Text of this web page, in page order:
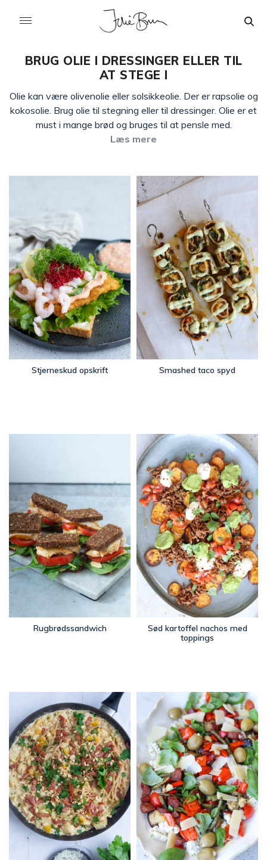
BRUG OLIE I DRESSINGER ELLER TIL
AT STEGE I
Olie kan være olivenolie eller solsikkeolie. Der er rapsolie og
kokosolie. Brug olie til stegning eller til dressinger. Olie er et
must i mange brød og bruges til at pensle med.
Læs mere
Stjerneskud opskrift Smashed taco spyd
Rugbrødssandwich
Sød kartoffel nachos med
toppings